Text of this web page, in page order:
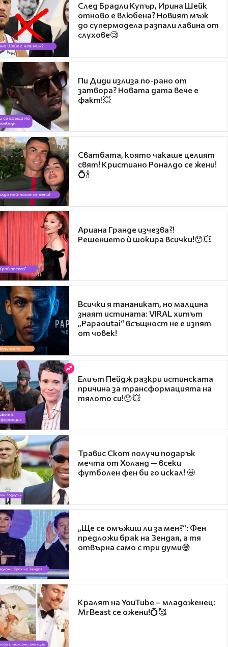
След Брадли Купър, Ирина Шейк
отново е влюбена? Новият мъж
до супермодела разпали лавина от
слухове🧐
Пи Диди излиза по-рано от
затвора? Новата дата вече е
факт!💥
Сватбата, която чакаше целият
свят! Кристиано Роналдо се жени!
💍🍾
Ариана Гранде изчезва?!
Решението ѝ шокира всички!😯💥
Всички я тананикат, но малцина
знаят истината: VIRAL хитът
„Papaoutai“ всъщност не е изпят
от човек!
Елиът Пейдж разкри истинската
причина за трансформацията на
тялото си!😯💥
Травис Скот получи подарък
мечта от Холанд — всеки
футболен фен би го искал! 🤩
„Ще се омъжиш ли за мен?“: Фен
предложи брак на Зендая, а тя
отвърна само с три думи😅
Кралят на YouTube – младоженец:
MrBeast се ожени!💍🥰